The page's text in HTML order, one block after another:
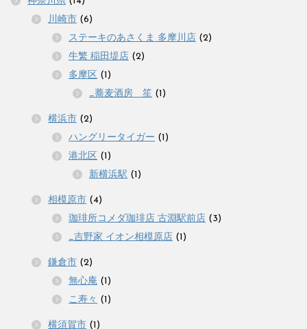
川崎市 (6)
ステーキのあさくま 多摩川店 (2)
牛繁 稲田堤店 (2)
多摩区 (1)
_蕎麦酒房 笙 (1)
横浜市 (2)
ハングリータイガー (1)
港北区 (1)
新横浜駅 (1)
相模原市 (4)
珈琲所コメダ珈琲店 古淵駅前店 (3)
_吉野家 イオン相模原店 (1)
鎌倉市 (2)
無心庵 (1)
こ寿々 (1)
横須賀市 (1)